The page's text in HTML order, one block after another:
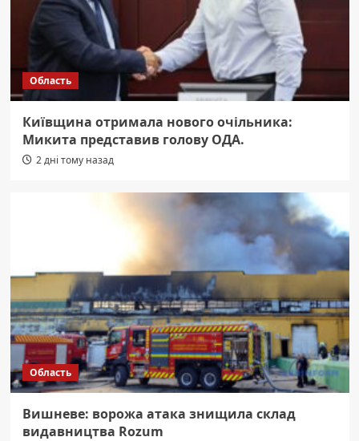
Область
Київщина отримала нового очільника:
Микита представив голову ОДА.
2 дні тому назад
Область
Вишневе: ворожа атака знищила склад
видавництва Rozum